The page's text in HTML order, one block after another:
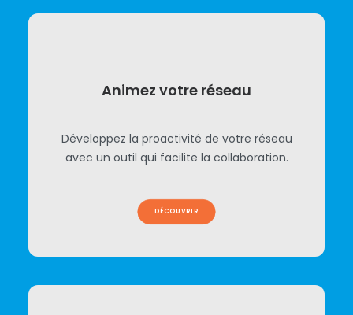
Animez votre réseau
Développez la proactivité de votre réseau
avec un outil qui facilite la collaboration.
DÉCOUVRIR